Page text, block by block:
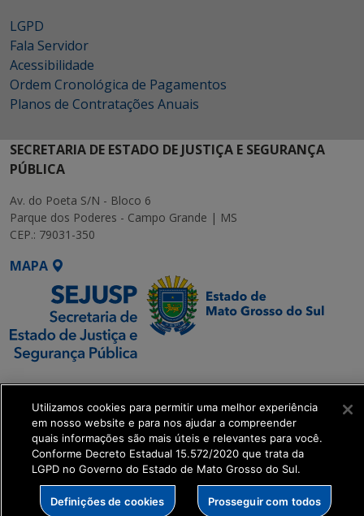
LGPD
Fala Servidor
Acessibilidade
Ordem Cronológica de Pagamentos
Planos de Contratações Anuais
SECRETARIA DE ESTADO DE JUSTIÇA E SEGURANÇA
PÚBLICA
Av. do Poeta S/N - Bloco 6
Parque dos Poderes - Campo Grande | MS
CEP.: 79031-350
MAPA
SETDIG | Secretaria-
Executiva de
Transformação Digital
get_footer();
Utilizamos cookies para permitir uma melhor experiência
em nosso website e para nos ajudar a compreender
quais informações são mais úteis e relevantes para você.
Conforme Decreto Estadual 15.572/2020 que trata da
LGPD no Governo do Estado de Mato Grosso do Sul.
Definições de cookies Prosseguir com todos